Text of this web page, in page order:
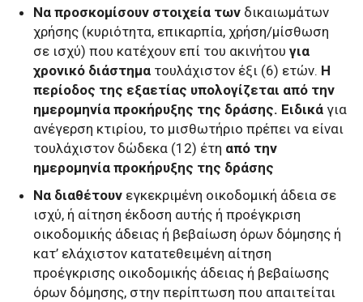
Να προσκομίσουν στοιχεία των δικαιωμάτων
χρήσης (κυριότητα, επικαρπία, χρήση/μίσθωση
σε ισχύ) που κατέχουν επί του ακινήτου για
χρονικό διάστημα τουλάχιστον έξι (6) ετών. Η
περίοδος της εξαετίας υπολογίζεται από την
ημερομηνία προκήρυξης της δράσης. Ειδικά για
ανέγερση κτιρίου, το μισθωτήριο πρέπει να είναι
τουλάχιστον δώδεκα (12) έτη από την
ημερομηνία προκήρυξης της δράσης
Να διαθέτουν εγκεκριμένη οικοδομική άδεια σε
ισχύ, ή αίτηση έκδοση αυτής ή προέγκριση
οικοδομικής άδειας ή βεβαίωση όρων δόμησης ή
κατ’ ελάχιστον κατατεθειμένη αίτηση
προέγκρισης οικοδομικής άδειας ή βεβαίωσης
όρων δόμησης, στην περίπτωση που απαιτείται